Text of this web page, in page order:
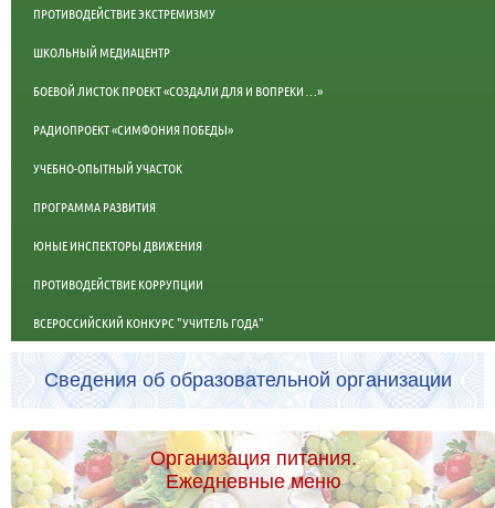
ПРОТИВОДЕЙСТВИЕ ЭКСТРЕМИЗМУ
ШКОЛЬНЫЙ МЕДИАЦЕНТР
БОЕВОЙ ЛИСТОК ПРОЕКТ «СОЗДАЛИ ДЛЯ И ВОПРЕКИ …»
РАДИОПРОЕКТ «СИМФОНИЯ ПОБЕДЫ»
УЧЕБНО-ОПЫТНЫЙ УЧАСТОК
ПРОГРАММА РАЗВИТИЯ
ЮНЫЕ ИНСПЕКТОРЫ ДВИЖЕНИЯ
ПРОТИВОДЕЙСТВИЕ КОРРУПЦИИ
ВСЕРОССИЙСКИЙ КОНКУРС "УЧИТЕЛЬ ГОДА"
Сведения об образовательной организации
Организация питания.
Ежедневные меню